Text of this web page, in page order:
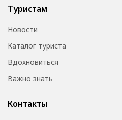
Туристам
Новости
Каталог туриста
Вдохновиться
Важно знать
Контакты